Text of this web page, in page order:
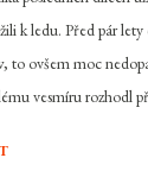
k ledu. Před pár lety
to ovšem moc
vesmíru rozhodl
série nechal tak